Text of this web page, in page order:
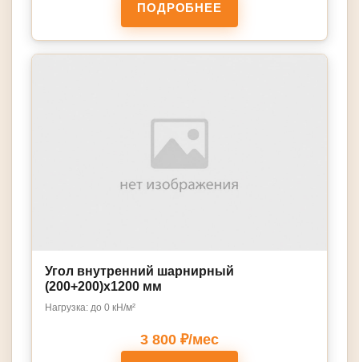
ПОДРОБНЕЕ
Угол внутренний шарнирный
(200+200)х1200 мм
Нагрузка: до 0 кН/м²
3 800 ₽/мес